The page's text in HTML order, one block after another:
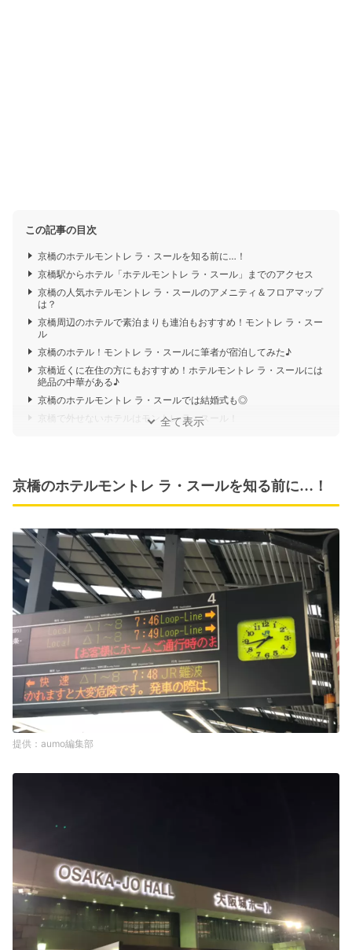
この記事の目次
京橋のホテルモントレ ラ・スールを知る前に…！
京橋駅からホテル「ホテルモントレ ラ・スール」までのアクセス
京橋の人気ホテルモントレ ラ・スールのアメニティ＆フロアマップ
は？
京橋周辺のホテルで素泊まりも連泊もおすすめ！モントレ ラ・スー
ル
京橋のホテル！モントレ ラ・スールに筆者が宿泊してみた♪
京橋近くに在住の方にもおすすめ！ホテルモントレ ラ・スールには
絶品の中華がある♪
京橋のホテルモントレ ラ・スールでは結婚式も◎
京橋で外せないホテルはモントレ ラ・スール！
全て表示
京橋のホテルモントレ ラ・スールを知る前に…！
aumo編集部